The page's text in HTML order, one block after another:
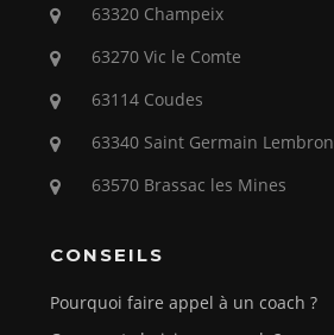
63320 Champeix
63270 Vic le Comte
63114 Coudes
63340 Saint Germain Lembron
63570 Brassac les Mines
CONSEILS
Pourquoi faire appel à un coach ?